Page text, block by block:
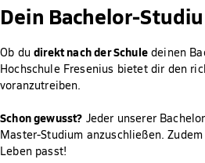
Dein Bachelor-
Ob dudirekt nach der Schuledeinen
Hochschule Fresenius bietet dir den
voranzutreiben.
Schon gewusst? Jeder unserer
Master-Studium anzuschließen.
Leben passt!